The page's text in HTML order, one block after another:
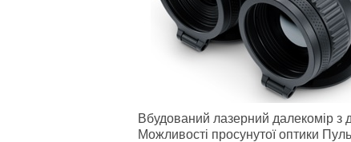
Вбудований лазерний далекомір з
Можливості просунутої оптики